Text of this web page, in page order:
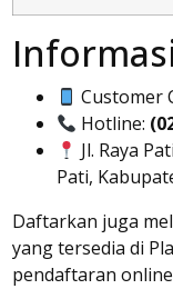
Customer
Hotline:
Jl. Raya
Pati,
Daftarkan juga
yang tersedia di
pendaftaran